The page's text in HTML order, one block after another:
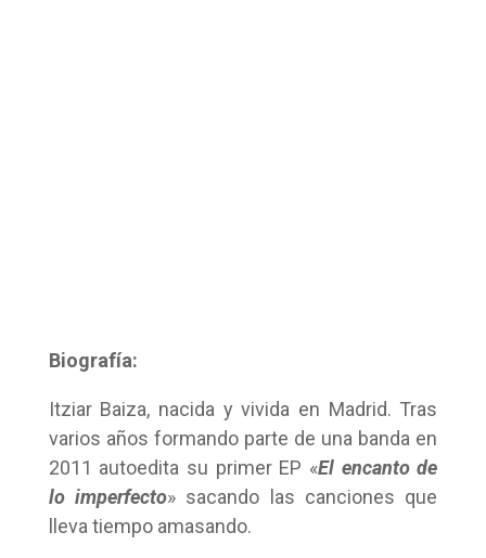
Biografía:
Itziar Baiza, nacida y vivida en Madrid. Tras
varios años formando parte de una banda en
2011 autoedita su primer EP «El encanto de
lo imperfecto» sacando las canciones que
lleva tiempo amasando.